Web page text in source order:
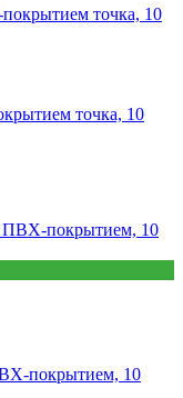
точка, 10
покрытием, 10